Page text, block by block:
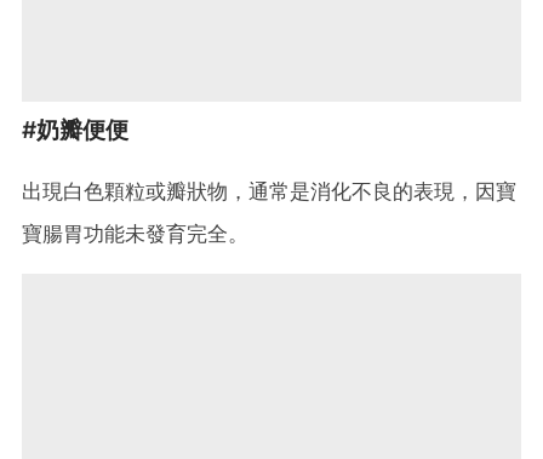
#奶瓣便便
出現白色顆粒或瓣狀物，通常是消化不良的表現，因寶
寶腸胃功能未發育完全。